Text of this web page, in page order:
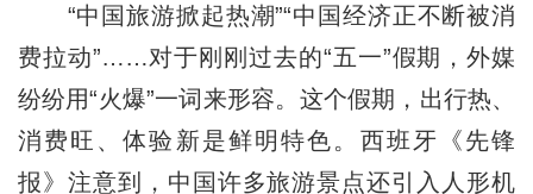
“中国旅游掀起热潮”“中国经济正不断被消
费拉动”……对于刚刚过去的“五一”假期，外媒
纷纷用“火爆”一词来形容。这个假期，出行热、
消费旺、体验新是鲜明特色。西班牙《先锋
报》注意到，中国许多旅游景点还引入人形机